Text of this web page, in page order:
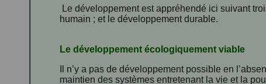
Le développement est appréhendé ici suivant
humain ; et le développement durable.
Le développement écologiquement viable
Il n’y a pas de développement possible en
maintien des systèmes entretenant la vie et la